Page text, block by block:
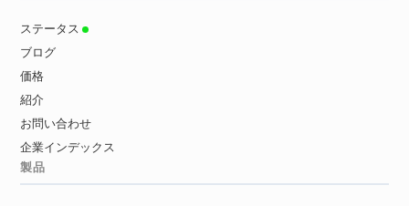
ステータス
ブログ
価格
紹介
お問い合わせ
企業インデックス
製品